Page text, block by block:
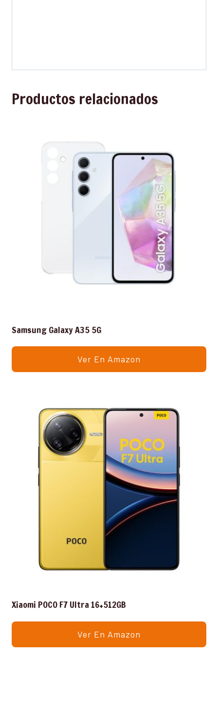
Productos relacionados
Samsung Galaxy A35 5G
Ver En Amazon
Xiaomi POCO F7 Ultra 16+512GB
Ver En Amazon